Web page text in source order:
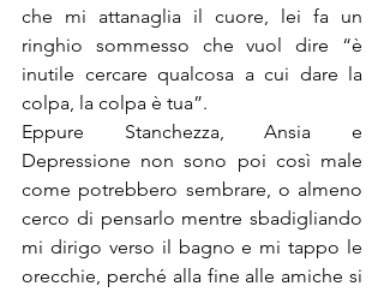
che mi attanaglia il cuore, lei fa un
ringhio sommesso che vuol dire “è
inutile cercare qualcosa a cui dare la
colpa, la colpa è tua”.
Eppure Stanchezza, Ansia e
Depressione non sono poi così male
come potrebbero sembrare, o almeno
cerco di pensarlo mentre sbadigliando
mi dirigo verso il bagno e mi tappo le
orecchie, perché alla fine alle amiche si